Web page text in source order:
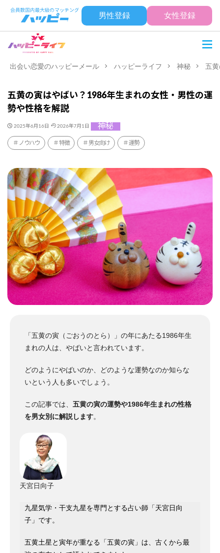
男性登録 女性登録
出会い恋愛のハッピーメール ハッピーライフ 神秘 五
五黄の寅はやばい？1986年生まれの女性・男性の運
勢や性格を解説
2025年6月16日 2026年7月1日 神秘
ノウハウ 特徴 男女向け 運勢
「五黄の寅（ごおうのとら）」の年にあたる1986年生
まれの人は、やばいと言われています。
どのようにやばいのか、どのような運勢なのか知らな
いという人も多いでしょう。
この記事では、 五黄の寅の運勢や1986年生まれの性格
を男女別に解説します。
天宮日向子
九星気学・干支九星を専門とする占い師「天宮日向
子」です。
五黄土星と寅年が重なる「五黄の寅」は、古くから最